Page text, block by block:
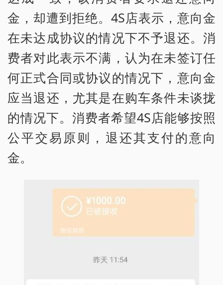
金，却遭到拒绝。4S店表示，意向金
在未达成协议的情况下不予退还。消
费者对此表示不满，认为在未签订任
何正式合同或协议的情况下，意向金
应当退还，尤其是在购车条件未谈拢
的情况下。消费者希望4S店能够按照
公平交易原则，退还其支付的意向
金。